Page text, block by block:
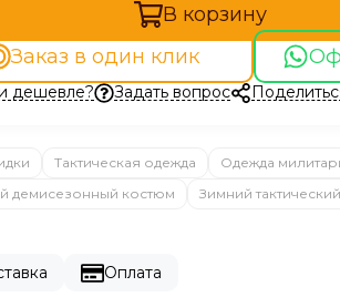
В корзину
Заказ в один клик
дешевле? Задать вопрос
Тактическая одежда Одежда
демисезонный костюм
Зимний
Оплата